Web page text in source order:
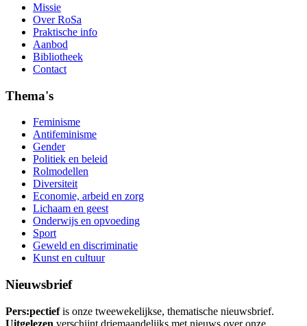
Missie
Over RoSa
Praktische info
Aanbod
Bibliotheek
Contact
Thema's
Feminisme
Antifeminisme
Gender
Politiek en beleid
Rolmodellen
Diversiteit
Economie, arbeid en zorg
Lichaam en geest
Onderwijs en opvoeding
Sport
Geweld en discriminatie
Kunst en cultuur
Nieuwsbrief
Pers:pectiefis onze tweewekelijkse, thematische nieuwsbrief.
Uitgelezen verschijnt driemaandelijks met nieuws over onze